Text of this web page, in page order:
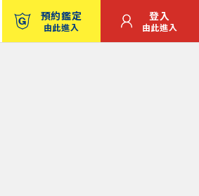
預約鑑定
由此進入
登入
由此進入